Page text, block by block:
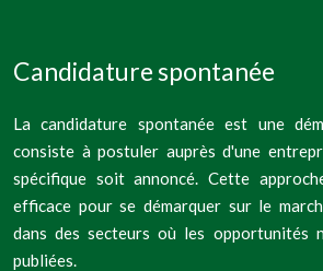
Candidature spontanée
La candidature spontanée est une
consiste à postuler auprès d'une
spécifique soit annoncé. Cette
efficace pour se démarquer sur le
dans des secteurs où les opportunités
publiées.